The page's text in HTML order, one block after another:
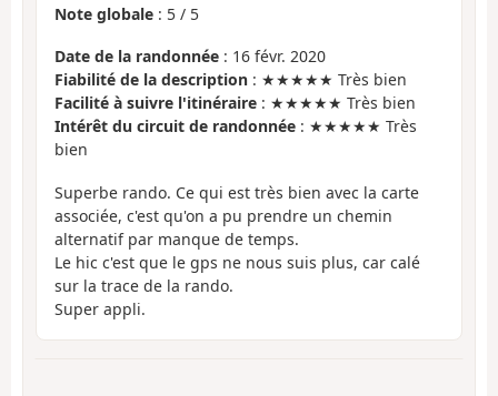
Note globale : 5 / 5
Date de la randonnée : 16 févr. 2020
Fiabilité de la description : ★★★★★ Très bien
Facilité à suivre l'itinéraire : ★★★★★ Très bien
Intérêt du circuit de randonnée : ★★★★★ Très
bien
Superbe rando. Ce qui est très bien avec la carte
associée, c'est qu'on a pu prendre un chemin
alternatif par manque de temps.
Le hic c'est que le gps ne nous suis plus, car calé
sur la trace de la rando.
Super appli.